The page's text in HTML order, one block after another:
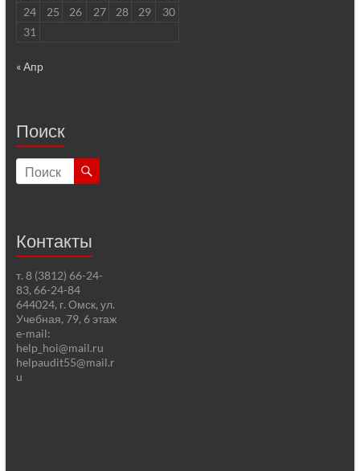
24
25 26 27 28 29
30
31
« Апр
Поиск
Контакты
т. 8 (3812) 66-24-
83, 66-24-84
644024, г. Омск, ул.
Учебная, 79, 6 этаж
e-mail:
help_hoi@mail.ru
helpaudit55@mail.r
u